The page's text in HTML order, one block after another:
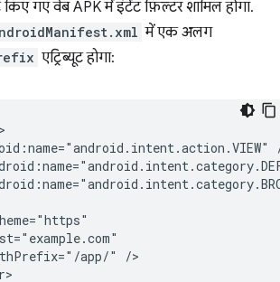
गए वेब APK में इंटेंट फ़िल्टर शामिल होगा.
में एक अलग
एट्रिब्यूट होगा:
app/"
/>